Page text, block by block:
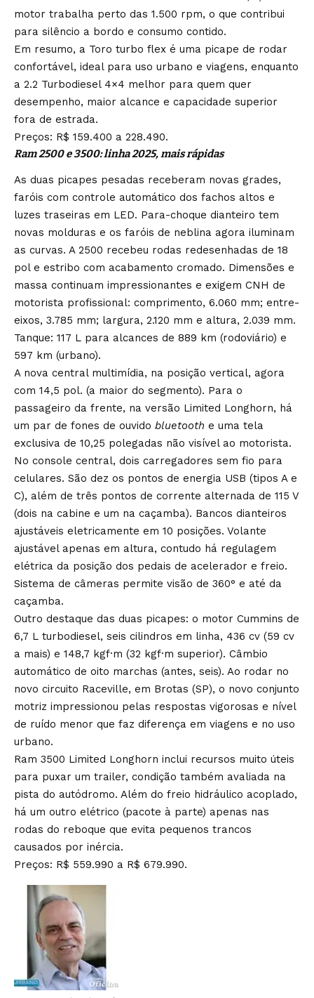
motor trabalha perto das 1.500 rpm, o que contribui
para silêncio a bordo e consumo contido.
Em resumo, a Toro turbo flex é uma picape de rodar
confortável, ideal para uso urbano e viagens, enquanto
a 2.2 Turbodiesel 4×4 melhor para quem quer
desempenho, maior alcance e capacidade superior
fora de estrada.
Preços: R$ 159.400 a 228.490.
Ram 2500 e 3500: linha 2025, mais rápidas
As duas picapes pesadas receberam novas grades,
faróis com controle automático dos fachos altos e
luzes traseiras em LED. Para-choque dianteiro tem
novas molduras e os faróis de neblina agora iluminam
as curvas. A 2500 recebeu rodas redesenhadas de 18
pol e estribo com acabamento cromado. Dimensões e
massa continuam impressionantes e exigem CNH de
motorista profissional: comprimento, 6.060 mm; entre-
eixos, 3.785 mm; largura, 2.120 mm e altura, 2.039 mm.
Tanque: 117 L para alcances de 889 km (rodoviário) e
597 km (urbano).
A nova central multimídia, na posição vertical, agora
com 14,5 pol. (a maior do segmento). Para o
passageiro da frente, na versão Limited Longhorn, há
um par de fones de ouvido bluetooth e uma tela
exclusiva de 10,25 polegadas não visível ao motorista.
No console central, dois carregadores sem fio para
celulares. São dez os pontos de energia USB (tipos A e
C), além de três pontos de corrente alternada de 115 V
(dois na cabine e um na caçamba). Bancos dianteiros
ajustáveis eletricamente em 10 posições. Volante
ajustável apenas em altura, contudo há regulagem
elétrica da posição dos pedais de acelerador e freio.
Sistema de câmeras permite visão de 360° e até da
caçamba.
Outro destaque das duas picapes: o motor Cummins de
6,7 L turbodiesel, seis cilindros em linha, 436 cv (59 cv
a mais) e 148,7 kgf·m (32 kgf·m superior). Câmbio
automático de oito marchas (antes, seis). Ao rodar no
novo circuito Raceville, em Brotas (SP), o novo conjunto
motriz impressionou pelas respostas vigorosas e nível
de ruído menor que faz diferença em viagens e no uso
urbano.
Ram 3500 Limited Longhorn inclui recursos muito úteis
para puxar um trailer, condição também avaliada na
pista do autódromo. Além do freio hidráulico acoplado,
há um outro elétrico (pacote à parte) apenas nas
rodas do reboque que evita pequenos trancos
causados por inércia.
Preços: R$ 559.990 a R$ 679.990.